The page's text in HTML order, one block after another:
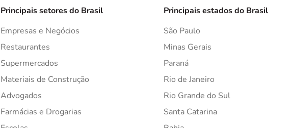
Principais setores do Brasil
Empresas e Negócios
Restaurantes
Supermercados
Materiais de Construção
Advogados
Farmácias e Drogarias
Principais estados do Brasil
São Paulo
Minas Gerais
Paraná
Rio de Janeiro
Rio Grande do Sul
Santa Catarina